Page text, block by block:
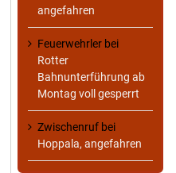
angefahren
Feuerwehrler bei
Rotter
Bahnunterführung ab
Montag voll gesperrt
Zwischenruf bei
Hoppala, angefahren